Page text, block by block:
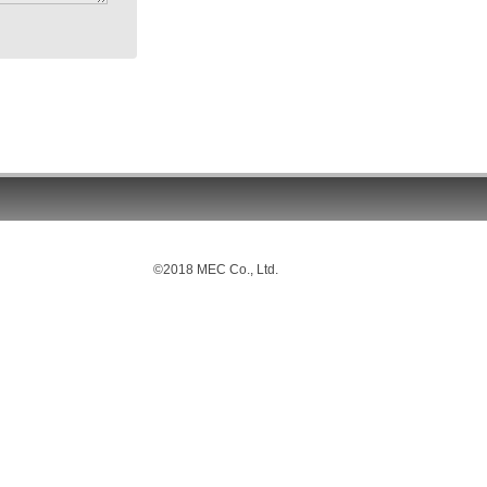
©2018 MEC Co., Ltd.